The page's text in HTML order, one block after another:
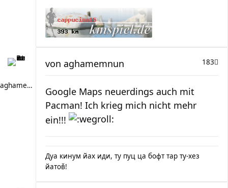
aghamemnun
183
von aghamemnun
Google Maps neuerdings auch mit
Pacman! Ich krieg mich nicht mehr
ein!!!
Дуа кинум йах иди, ту пуц ца бофт тар ту-хез
йатов̌!